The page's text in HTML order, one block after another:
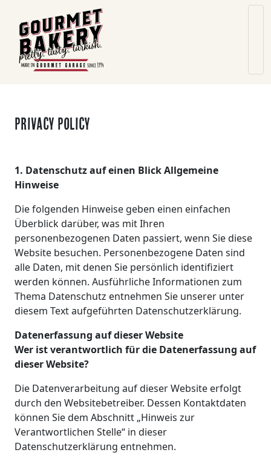
Privacy Policy
1. Datenschutz auf einen BlickAllgemeine
Hinweise
Die folgenden Hinweise geben einen einfachen
Überblick darüber, was mit Ihren
personenbezogenen Daten passiert, wenn Sie diese
Website besuchen. Personenbezogene Daten sind
alle Daten, mit denen Sie persönlich identifiziert
werden können. Ausführliche Informationen zum
Thema Datenschutz entnehmen Sie unserer unter
diesem Text aufgeführten Datenschutzerklärung.
Datenerfassung auf dieser Website
Wer ist verantwortlich für die Datenerfassung auf
dieser Website?
Die Datenverarbeitung auf dieser Website erfolgt
durch den Websitebetreiber. Dessen Kontaktdaten
können Sie dem Abschnitt „Hinweis zur
Verantwortlichen Stelle“ in dieser
Datenschutzerklärung entnehmen.